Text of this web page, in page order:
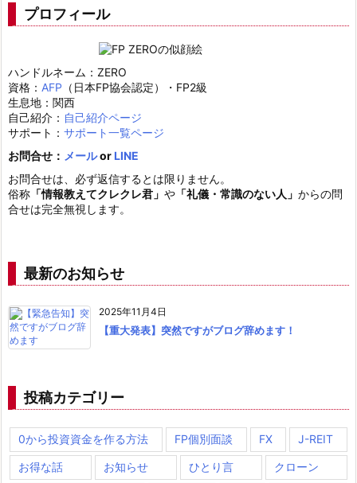
5.
ス
テ
ッ
プ
２：
i
m
s
t
t
g
の
S
m
プロフィール
ハンドルネーム：ZERO
資格： AFP （日本FP協会認定）・FP2級
生息地：関西
自己紹介： 自己紹介ページ
サポート： サポート一覧ページ
お問合せ： メールor LINE
お問合せは、必ず返信するとは限りません。
俗称 「情報教えてクレクレ君」 や 「礼儀・常識のない人」 からの問
合せは完全無視します。
最新のお知らせ
2025年11月4日
【重大発表】突然ですがブログ辞めます！
投稿カテゴリー
0から投資資金を作る方法 FP個別面談 FX J-REIT
お得な話 お知らせ ひとり言 クローン